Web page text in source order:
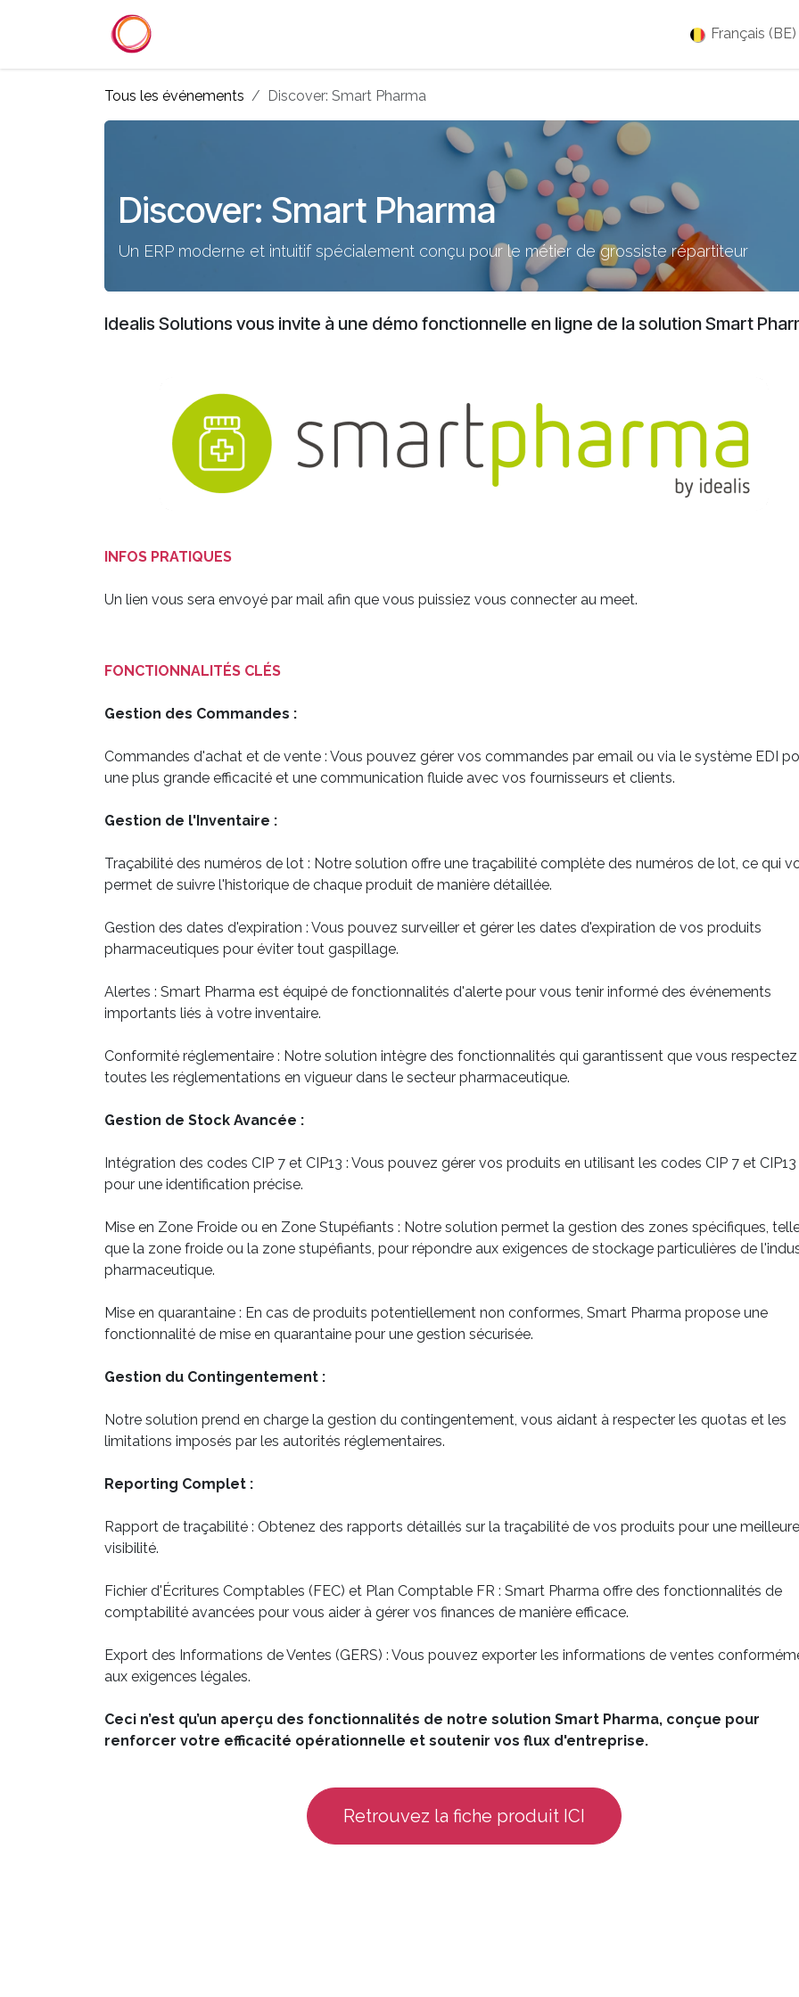
Français (BE)
Tous les événements Discover: Smart Pharma
Discover: Smart Pharma
Un ERP moderne et intuitif spécialement conçu pour le métier de grossiste répartiteur
Idealis Solutions vous invite à une démo fonctionnelle en ligne de la solution Smart
INFOS PRATIQUES
Un lien vous sera envoyé par mail afin que vous puissiez vous connecter au meet.
FONCTIONNALITÉS CLÉS
Gestion des Commandes :
Commandes d'achat et de vente : Vous pouvez gérer vos commandes par email ou via le système EDI
une plus grande efficacité et une communication fluide avec vos fournisseurs et clients.
Gestion de l'Inventaire :
Traçabilité des numéros de lot : Notre solution offre une traçabilité complète des numéros de lot, ce qui
permet de suivre l'historique de chaque produit de manière détaillée.
Gestion des dates d'expiration : Vous pouvez surveiller et gérer les dates d'expiration de vos produits
pharmaceutiques pour éviter tout gaspillage.
Alertes : Smart Pharma est équipé de fonctionnalités d'alerte pour vous tenir informé des événements
importants liés à votre inventaire.
Conformité réglementaire : Notre solution intègre des fonctionnalités qui garantissent que vous respectez
toutes les réglementations en vigueur dans le secteur pharmaceutique.
Gestion de Stock Avancée :
Intégration des codes CIP 7 et CIP13 : Vous pouvez gérer vos produits en utilisant les codes CIP 7 et CIP13
pour une identification précise.
Mise en Zone Froide ou en Zone Stupéfiants : Notre solution permet la gestion des zones spécifiques,
que la zone froide ou la zone stupéfiants, pour répondre aux exigences de stockage particulières de
pharmaceutique.
Mise en quarantaine : En cas de produits potentiellement non conformes, Smart Pharma propose une
fonctionnalité de mise en quarantaine pour une gestion sécurisée.
Gestion du Contingentement :
Notre solution prend en charge la gestion du contingentement, vous aidant à respecter les quotas et les
limitations imposés par les autorités réglementaires.
Reporting Complet :
Rapport de traçabilité : Obtenez des rapports détaillés sur la traçabilité de vos produits pour une meilleure
visibilité.
Fichier d'Écritures Comptables (FEC) et Plan Comptable FR : Smart Pharma offre des fonctionnalités de
comptabilité avancées pour vous aider à gérer vos finances de manière efficace.
Export des Informations de Ventes (GERS) : Vous pouvez exporter les informations de ventes
aux exigences légales.
Ceci n’est qu’un aperçu des fonctionnalités de notre solution Smart Pharma, conçue pour
renforcer votre efficacité opérationnelle et soutenir vos flux d'entreprise.
Retrouvez la fiche produit ICI